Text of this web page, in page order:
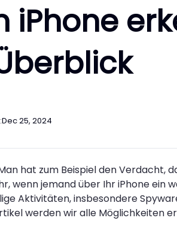
iPhone
Dec 25, 2024
hat zum Beispiel den Verdacht,
wenn jemand über Ihr iPhone ein
Aktivitäten, insbesondere
werden wir alle Möglichkeiten